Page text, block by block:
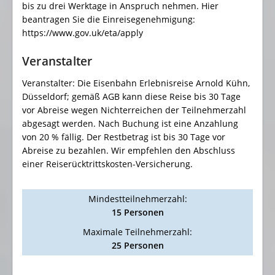
bis zu drei Werktage in Anspruch nehmen. Hier
beantragen Sie die Einreisegenehmigung:
https://www.gov.uk/eta/apply
Veranstalter
Veranstalter: Die Eisenbahn Erlebnisreise Arnold Kühn,
Düsseldorf; gemäß AGB kann diese Reise bis 30 Tage
vor Abreise wegen Nichterreichen der Teilnehmerzahl
abgesagt werden. Nach Buchung ist eine Anzahlung
von 20 % fällig. Der Restbetrag ist bis 30 Tage vor
Abreise zu bezahlen. Wir empfehlen den Abschluss
einer Reiserücktrittskosten-Versicherung.
Mindestteilnehmerzahl:
15 Personen
Maximale Teilnehmerzahl:
25 Personen